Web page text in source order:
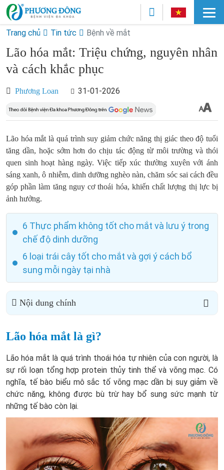
Trang chủ Tin tức Bệnh về mắt
Lão hóa mắt: Triệu chứng, nguyên nhân
và cách khắc phục
Phương Loan 31-01-2026
Lão hóa mắt là quá trình suy giảm chức năng thị giác theo độ tuổi
tăng dần, hoặc sớm hơn do chịu tác động từ môi trường và thói
quen sinh hoạt hàng ngày. Việc tiếp xúc thường xuyên với ánh
sáng xanh, ô nhiễm, dinh dưỡng nghèo nàn, chăm sóc sai cách đều
góp phần làm tăng nguy cơ thoái hóa, khiến chất lượng thị lực bị
ảnh hưởng.
6 Thực phẩm không tốt cho mắt và lưu ý trong
chế độ dinh dưỡng
6 loại trái cây tốt cho mắt và gợi ý cách bổ
sung mỗi ngày tại nhà
Nội dung chính
Lão hóa mắt là gì?
Lão hóa mắt là quá trình thoái hóa tự nhiên của con người, là
sự rối loạn tổng hợp protein thủy tinh thể và võng mạc. Có
nghĩa, tế bào biểu mô sắc tố võng mạc dần bị suy giảm về
chức năng, không được bù trừ hay bổ sung sức mạnh từ
những tế bào còn lại.